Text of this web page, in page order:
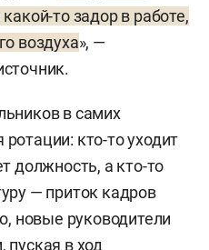
то задор в работе,
воздуха», —
в самих
кто-то уходит
должность, а кто-то
— приток кадров
новые руководители
в ход